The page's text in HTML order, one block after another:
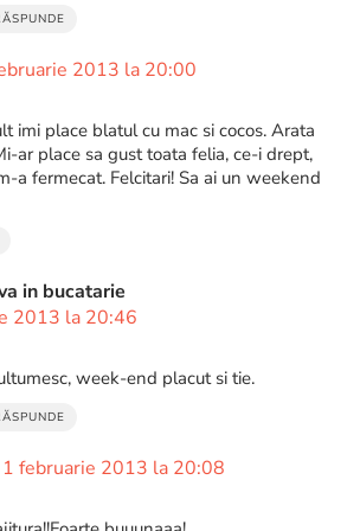
2013 la 20:00
imi place blatul cu mac si cocos. Arata
ar place sa gust toata felia, ce-i drept,
a fermecat. Felcitari! Sa ai un weekend
in bucatarie
2013 la 20:46
week-end placut si tie.
1 februarie 2013 la 20:08